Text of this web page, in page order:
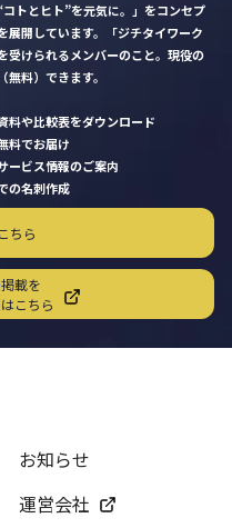
トとヒト”を元気に。」をコンセプ
展開しています。「ジチタイワーク
受けられるメンバーのこと。現役の
料）できます。
料や比較表をダウンロード
料でお届け
ービス情報のご案内
の名刺作成
ちら
載を
こちら
お知らせ
運営会社